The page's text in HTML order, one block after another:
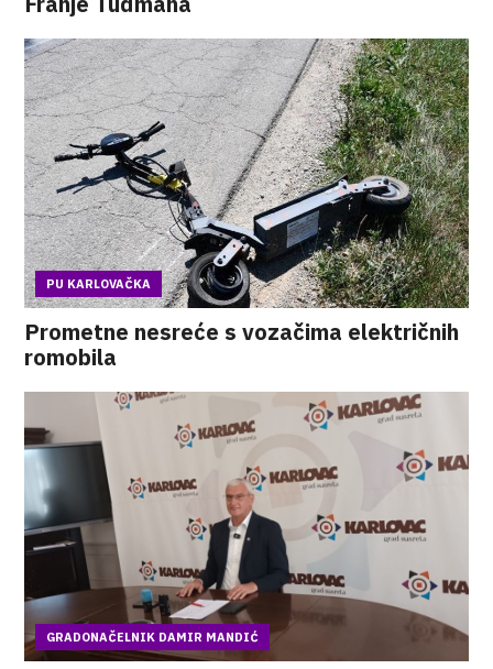
PU KARLOVAČKA
Prometne nesreće s vozačima električnih
romobila
GRADONAČELNIK DAMIR MANDIĆ